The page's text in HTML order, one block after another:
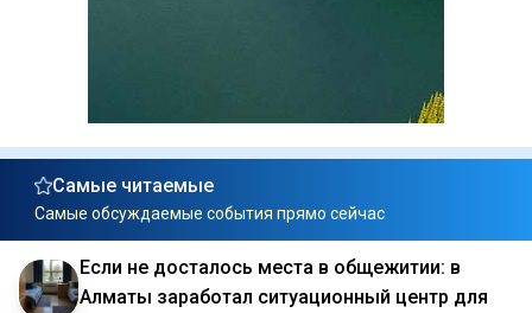
Самые читаемые
Самые обсуждаемые события прямо сейчас
Если не досталось места в общежитии: в
Алматы заработал ситуационный центр для